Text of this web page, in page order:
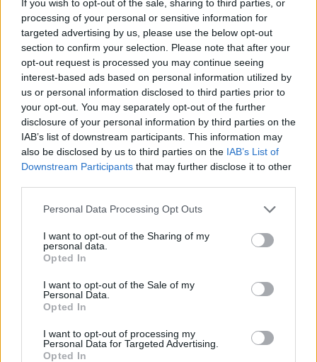
If you wish to opt-out of the sale, sharing to third parties, or
processing of your personal or sensitive information for
targeted advertising by us, please use the below opt-out
section to confirm your selection. Please note that after your
opt-out request is processed you may continue seeing
interest-based ads based on personal information utilized by
us or personal information disclosed to third parties prior to
your opt-out. You may separately opt-out of the further
disclosure of your personal information by third parties on the
IAB’s list of downstream participants. This information may
also be disclosed by us to third parties on the IAB’s List of
Downstream Participants that may further disclose it to other
Personal Data Processing Opt Outs
I want to opt-out of the Sharing of my
personal data.
Opted In
I want to opt-out of the Sale of my
Personal Data.
Opted In
I want to opt-out of processing my
Personal Data for Targeted Advertising.
Opted In
Moji Mediji d.o.o.
sobotainfo.com•mariborinfo.com• ptujinfo.com• pomurec.com
dolenjskainfo.com •ljubljanainfo.com•gorenjskainfo.com•
tvidea.si
Vse pravice pridržane © 2026
Tematike
Lokalno
Politika
Kronika
Zdravje
Šport
Scena
Zadnje novice
Dogodki